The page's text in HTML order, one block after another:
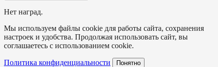
Нет наград.
Мы используем файлы cookie для работы сайта, сохранения
настроек и удобства. Продолжая использовать сайт, вы
соглашаетесь с использованием cookie.
Политика конфиденциальности Понятно